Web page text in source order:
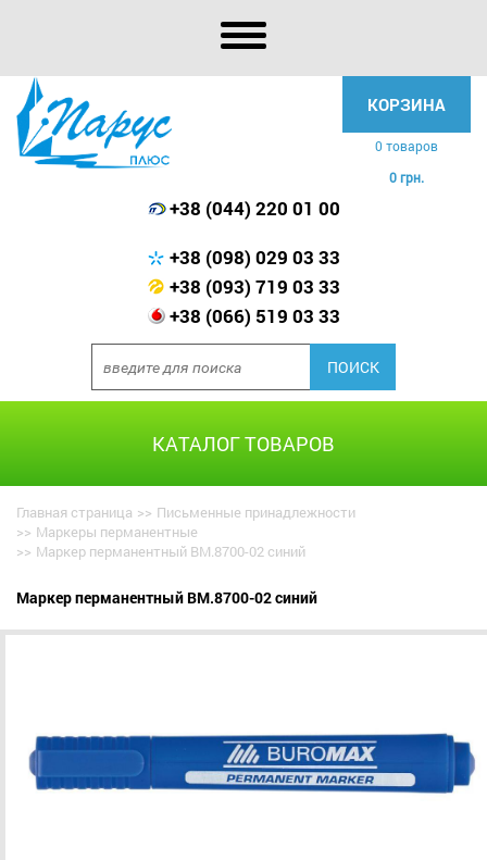
КОРЗИНА
0 товаров
0 грн.
+38 (044) 220 01 00
+38 (098) 029 03 33
+38 (093) 719 03 33
+38 (066) 519 03 33
КАТАЛОГ ТОВАРОВ
Главная страница >> Письменные принадлежности
>> Маркеры перманентные
>> Маркер перманентный BM.8700-02 синий
Маркер перманентный BM.8700-02 синий